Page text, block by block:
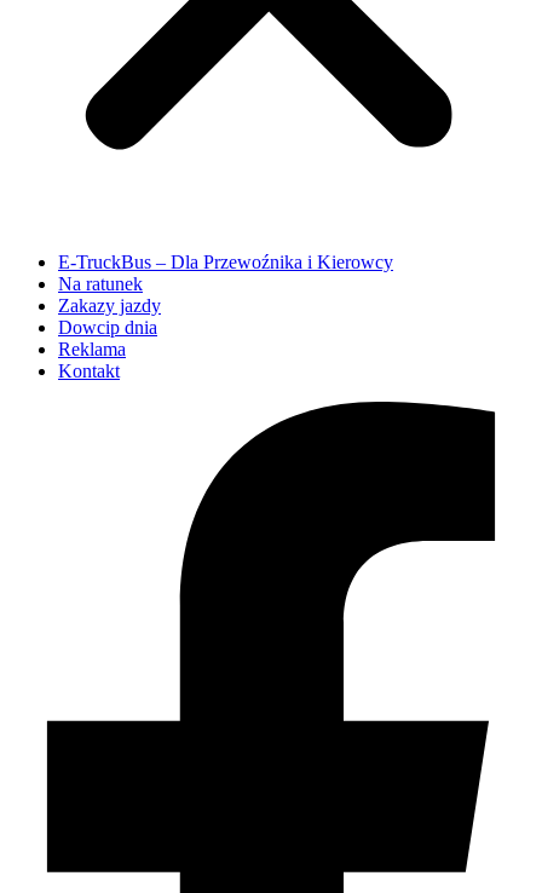
E-TruckBus – Dla Przewoźnika i Kierowcy
Na ratunek
Zakazy jazdy
Dowcip dnia
Reklama
Kontakt